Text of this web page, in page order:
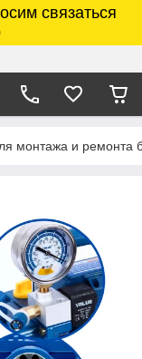
связаться
монтажа и ремонта